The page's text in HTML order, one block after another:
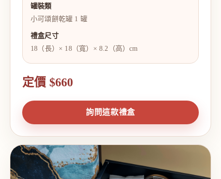
罐裝類
小可頌餅乾罐 1 罐
禮盒尺寸
18（長）× 18（寬）× 8.2（高）cm
定價 $660
詢問這款禮盒